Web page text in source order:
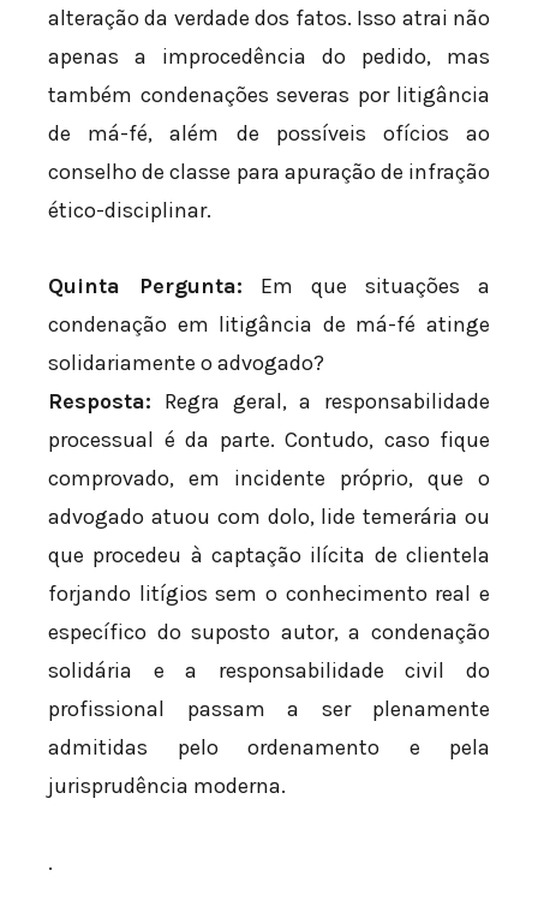
alteração da verdade dos fatos. Isso atrai não
apenas a improcedência do pedido, mas
também condenações severas por litigância
de má-fé, além de possíveis ofícios ao
conselho de classe para apuração de infração
ético-disciplinar.
Quinta Pergunta: Em que situações a
condenação em litigância de má-fé atinge
solidariamente o advogado?
Resposta: Regra geral, a responsabilidade
processual é da parte. Contudo, caso fique
comprovado, em incidente próprio, que o
advogado atuou com dolo, lide temerária ou
que procedeu à captação ilícita de clientela
forjando litígios sem o conhecimento real e
específico do suposto autor, a condenação
solidária e a responsabilidade civil do
profissional passam a ser plenamente
admitidas pelo ordenamento e pela
jurisprudência moderna.
.